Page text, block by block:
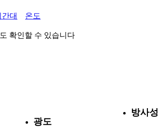
간대 온도
도 확인할 수 있습니다
광도
방사